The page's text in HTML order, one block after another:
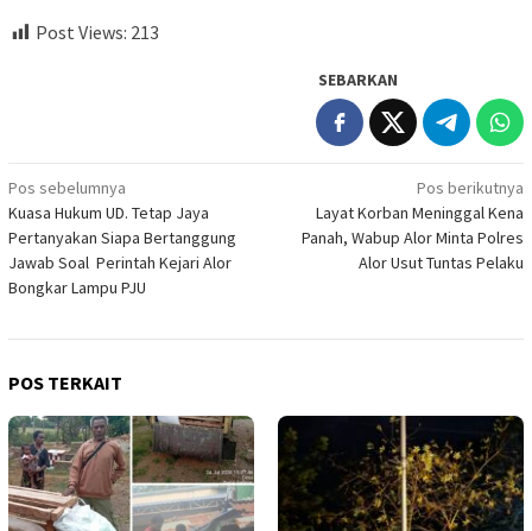
Post Views: 213
SEBARKAN
Navigasi
pos
Pos sebelumnya
Kuasa Hukum UD. Tetap Jaya
Pertanyakan Siapa Bertanggung
Jawab Soal Perintah Kejari Alor
Bongkar Lampu PJU
Pos berikutnya
Layat Korban Meninggal Kena
Panah, Wabup Alor Minta Polres
Alor Usut Tuntas Pelaku
POS TERKAIT